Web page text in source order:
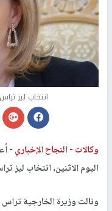
انتخاب ليز
وكالات -النجاح الإخباري -
اليوم الاثنين، انتخاب ليز